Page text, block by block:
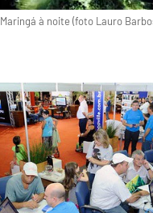
Maringá à noite (foto Lauro